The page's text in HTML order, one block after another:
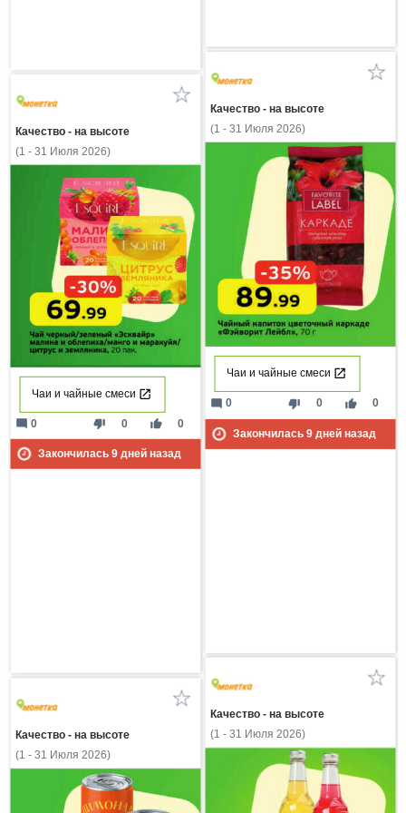
Качество - на высоте
(1 - 31 Июля 2026)
Чаи и чайные смеси
thumb_down 0 thumb_up 0
mode_comment 0
Закончилась 9дней назад
Качество - на высоте
(1 - 31 Июля 2026)
Чаи и чайные смеси
thumb_down 0 thumb_up 0
mode_comment 0
Закончилась 9дней назад
Качество - на высоте
(1 - 31 Июля 2026)
Качество - на высоте
(1 - 31 Июля 2026)